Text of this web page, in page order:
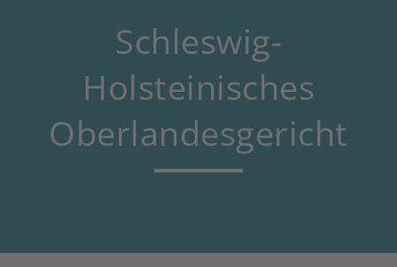
Schleswig-
Holsteinisches
Oberlandesgericht